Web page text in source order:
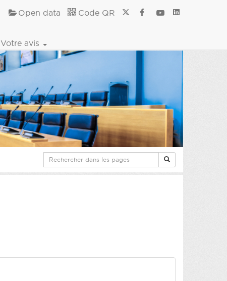
Open data Code QR
Votre avis